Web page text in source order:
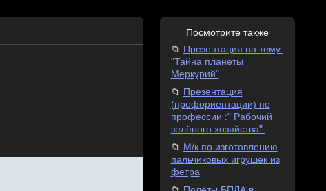
Посмотрите также
Презентация на тему:
"Тайна планеты
Меркурий"
Презентация
(профориентации) по
профессии :" Рабочий
зелёного хозяйства".
М/к по изготовлению
пальчиковых игрушек из
фетра